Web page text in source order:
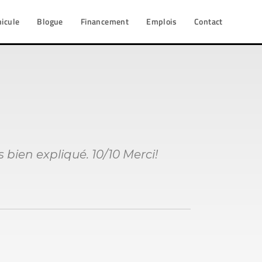
Blogue Financement Emplois Contact
expliqué. 10/10 Merci!